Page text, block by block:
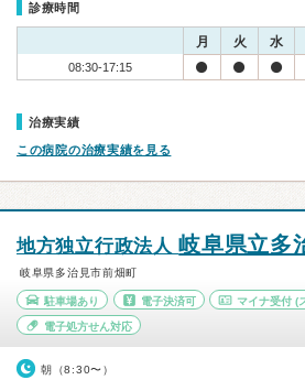
診療時間
月 火 水
08:30-17:15
治療実績
この病院の治療実績を見る
地方独立行政法人岐阜県立多
岐阜県多治見市前畑町
駐車場あり 電子決済可 マイナ受付 (
電子処方せん対応
朝（8:30〜）